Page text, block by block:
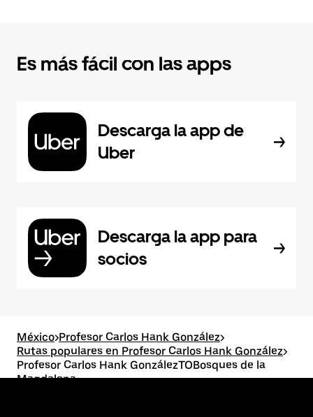
Es más fácil con las apps
Descarga la app de
Uber
Descarga la app para
socios
México>Profesor Carlos Hank González>
Rutas populares en Profesor Carlos Hank González>
Profesor Carlos Hank GonzálezTOBosques de la
Magdalena